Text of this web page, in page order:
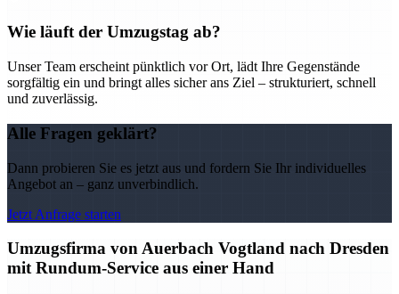
Wie läuft der Umzugstag ab?
Unser Team erscheint pünktlich vor Ort, lädt Ihre Gegenstände
sorgfältig ein und bringt alles sicher ans Ziel – strukturiert, schnell
und zuverlässig.
Alle Fragen geklärt?
Dann probieren Sie es jetzt aus und fordern Sie Ihr individuelles
Angebot an – ganz unverbindlich.
Jetzt Anfrage starten
Umzugsfirma von Auerbach Vogtland nach Dresden
mit Rundum-Service aus einer Hand